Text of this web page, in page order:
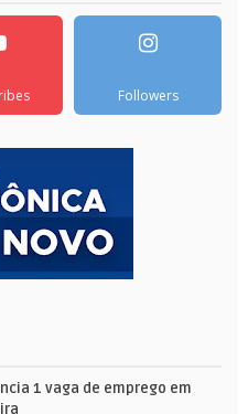
Followers
1 vaga de emprego em